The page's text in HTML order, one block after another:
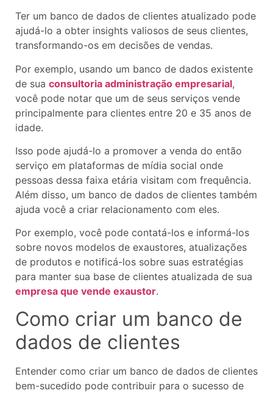
Ter um banco de dados de clientes atualizado pode
ajudá-lo a obter insights valiosos de seus clientes,
transformando-os em decisões de vendas.
Por exemplo, usando um banco de dados existente
de sua consultoria administração empresarial,
você pode notar que um de seus serviços vende
principalmente para clientes entre 20 e 35 anos de
idade.
Isso pode ajudá-lo a promover a venda do então
serviço em plataformas de mídia social onde
pessoas dessa faixa etária visitam com frequência.
Além disso, um banco de dados de clientes também
ajuda você a criar relacionamento com eles.
Por exemplo, você pode contatá-los e informá-los
sobre novos modelos de exaustores, atualizações
de produtos e notificá-los sobre suas estratégias
para manter sua base de clientes atualizada de sua
empresa que vende exaustor.
Como criar um banco de
dados de clientes
Entender como criar um banco de dados de clientes
bem-sucedido pode contribuir para o sucesso de